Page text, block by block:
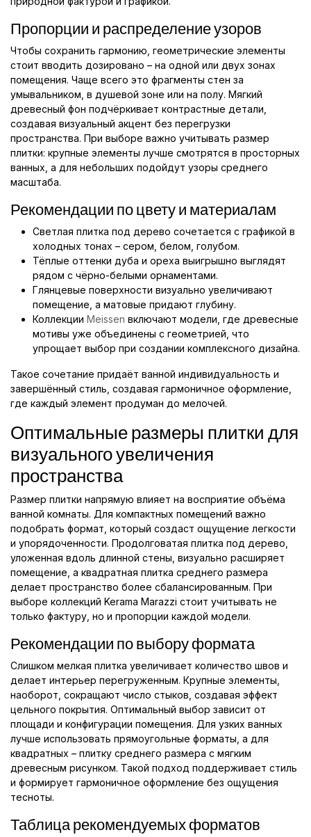
Пропорции и распределение узоров
Чтобы сохранить гармонию, геометрические элементы
стоит вводить дозировано – на одной или двух зонах
помещения. Чаще всего это фрагменты стен за
умывальником, в душевой зоне или на полу. Мягкий
древесный фон подчёркивает контрастные детали,
создавая визуальный акцент без перегрузки
пространства. При выборе важно учитывать размер
плитки: крупные элементы лучше смотрятся в просторных
ванных, а для небольших подойдут узоры среднего
масштаба.
Рекомендации по цвету и материалам
Светлая плитка под дерево сочетается с графикой в
холодных тонах – сером, белом, голубом.
Тёплые оттенки дуба и ореха выигрышно выглядят
рядом с чёрно-белыми орнаментами.
Глянцевые поверхности визуально увеличивают
помещение, а матовые придают глубину.
Коллекции Meissen включают модели, где древесные
мотивы уже объединены с геометрией, что
упрощает выбор при создании комплексного дизайна.
Такое сочетание придаёт ванной индивидуальность и
завершённый стиль, создавая гармоничное оформление,
где каждый элемент продуман до мелочей.
Оптимальные размеры плитки для
визуального увеличения
пространства
Размер плитки напрямую влияет на восприятие объёма
ванной комнаты. Для компактных помещений важно
подобрать формат, который создаст ощущение легкости
и упорядоченности. Продолговатая плитка под дерево,
уложенная вдоль длинной стены, визуально расширяет
помещение, а квадратная плитка среднего размера
делает пространство более сбалансированным. При
выборе коллекций Kerama Marazzi стоит учитывать не
только фактуру, но и пропорции каждой модели.
Рекомендации по выбору формата
Слишком мелкая плитка увеличивает количество швов и
делает интерьер перегруженным. Крупные элементы,
наоборот, сокращают число стыков, создавая эффект
цельного покрытия. Оптимальный выбор зависит от
площади и конфигурации помещения. Для узких ванных
лучше использовать прямоугольные форматы, а для
квадратных – плитку среднего размера с мягким
древесным рисунком. Такой подход поддерживает стиль
и формирует гармоничное оформление без ощущения
тесноты.
Таблица рекомендуемых форматов